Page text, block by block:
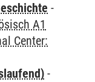
-
A1
Center:
-